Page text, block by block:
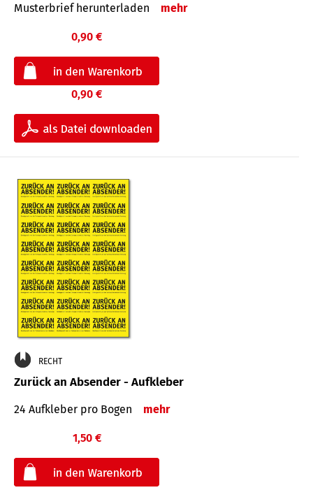
Musterbrief herunterladen
mehr
0,90 €
0,90 €
RECHT
Zurück an Absender - Aufkleber
24 Aufkleber pro Bogen mehr
1,50 €